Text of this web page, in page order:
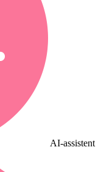
AI-assistent